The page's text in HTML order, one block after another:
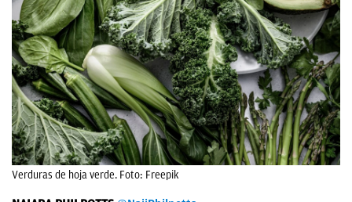
Verduras de hoja verde. Foto: Freepik